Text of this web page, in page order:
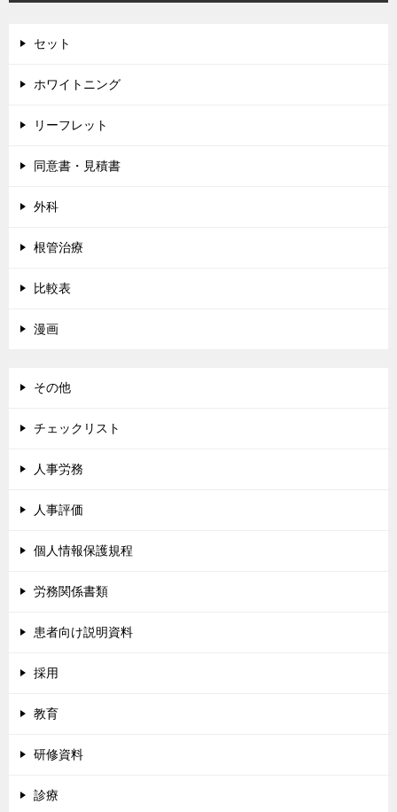
ン
セット
ホワイトニング
リーフレット
同意書・見積書
外科
根管治療
比較表
漫画
その他
チェックリスト
人事労務
人事評価
個人情報保護規程
労務関係書類
患者向け説明資料
採用
教育
研修資料
診療